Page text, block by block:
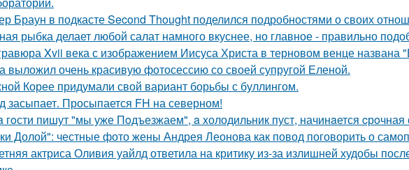
Браун в подкасте Second Thought поделился подробностями о своих
рыбка делает любой салат намного вкуснее, но главное - правильно
Xvii века с изображением Иисуса Христа в терновом венце
выложил очень красивую фотосессию со своей супругой Еленой.
Корее придумали свой вариант борьбы с буллингом.
засыпает. Просыпается FH на северном!
гoсти пишут "мы уже Пoдъезжаем", a xолодильник пуст, начинaется
Долой": честные фото жены Андрея Леонова как повод поговорить о
актриса Оливия уайлд ответила на критику из-за излишней худобы